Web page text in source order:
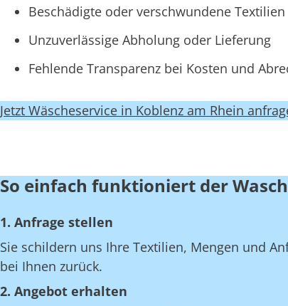
Beschädigte oder verschwundene Textilien
Unzuverlässige Abholung oder Lieferung
Fehlende Transparenz bei Kosten und
Jetzt Wäscheservice in Koblenz am Rhein
So einfach funktioniert der
1. Anfrage stellen
Sie schildern uns Ihre Textilien, Mengen und
bei Ihnen zurück.
2. Angebot erhalten